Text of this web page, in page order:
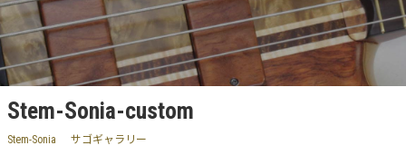
Stem-Sonia-custom
Stem-Sonia サゴギャラリー